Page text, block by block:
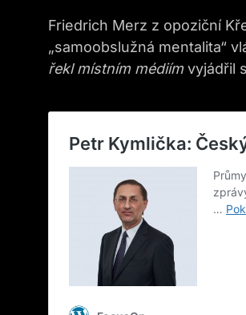
Friedrich Merz z opoziční
„samoobslužná mentalita“
řekl místním médiímvyjádřil